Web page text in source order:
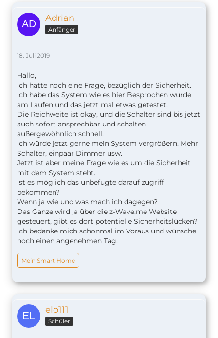
Adrian
Anfänger
18. Juli 2019
Hallo,
ich hätte noch eine Frage, bezüglich der Sicherheit.
Ich habe das System wie es hier Besprochen wurde
am Laufen und das jetzt mal etwas getestet.
Die Reichweite ist okay, und die Schalter sind bis jetzt
auch sofort ansprechbar und schalten
außergewöhnlich schnell.
Ich würde jetzt gerne mein System vergrößern. Mehr
Schalter, einpaar Dimmer usw.
Jetzt ist aber meine Frage wie es um die Sicherheit
mit dem System steht.
Ist es möglich das unbefugte darauf zugriff
bekommen?
Wenn ja wie und was mach ich dagegen?
Das Ganze wird ja über die z-Wave.me Website
gesteuert, gibt es dort potentielle Sicherheitslücken?
Ich bedanke mich schonmal im Voraus und wünsche
noch einen angenehmen Tag.
Mein Smart Home
elo111
Schüler